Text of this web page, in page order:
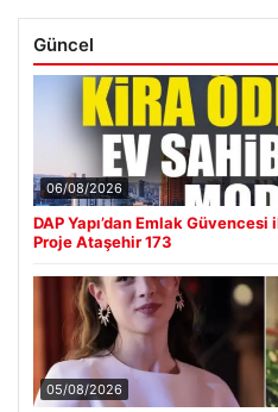
Güncel
06/08/2026
DAP Yapı’dan Emlak
Proje Ataşehir 173
05/08/2026